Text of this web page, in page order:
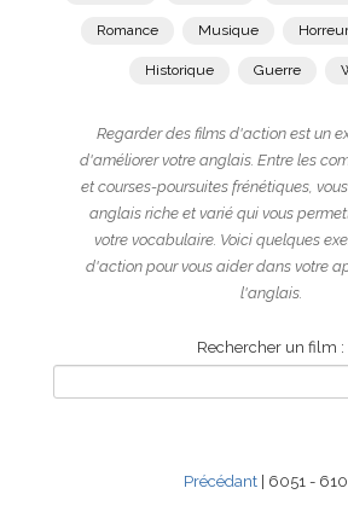
Romance Musique Horreur
Historique Guerre
Regarder des films d'action est un
d'améliorer votre anglais. Entre les
et courses-poursuites frénétiques,
anglais riche et varié qui vous
votre vocabulaire. Voici quelques
d'action pour vous aider dans votre
l'anglais.
Rechercher un film :
Précédant| 6051 -